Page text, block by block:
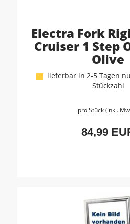
Electra Fork
Cruiser 1 Step
Olive
lieferbar in 2-5 Tagen
Stückzahl
pro Stück (inkl.
84,99